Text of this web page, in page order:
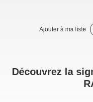
Ajouter à ma liste
Découvrez la